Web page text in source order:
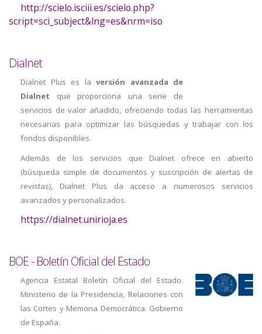
http://scielo.isciii.es/scielo.php?
script=sci_subject&lng=es&nrm=iso
Dialnet
Dialnet Plus es la versión avanzada de
Dialnet que proporciona una serie de
servicios de valor añadido, ofreciendo todas las herramientas
necesarias para optimizar las búsquedas y trabajar con los
fondos disponibles.
Además de los servicios que Dialnet ofrece en abierto
(búsqueda simple de documentos y suscripción de alertas de
revistas), Dialnet Plus da acceso a numerosos servicios
avanzados y personalizados.
https://dialnet.unirioja.es
BOE - Boletín Oficial del Estado
Agencia Estatal Boletín Oficial del Estado.
Ministerio de la Presidencia, Relaciones con
las Cortes y Memoria Democrática. Gobierno
de España.